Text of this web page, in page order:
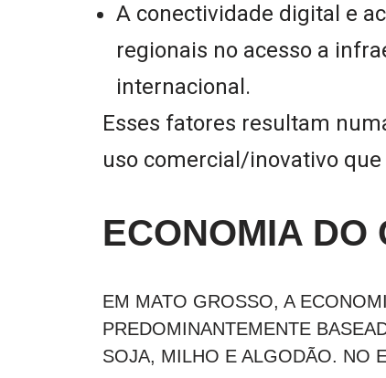
A conectividade digital e
regionais no acesso a
internacional.
Esses fatores resultam
uso comercial/inovativo
ECONOMIA DO
EM MATO GROSSO, A
PREDOMINANTEMENTE
SOJA, MILHO E ALGODÃO. NO